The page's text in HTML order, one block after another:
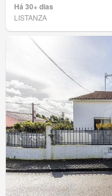
Há 30+ dias
LISTANZA